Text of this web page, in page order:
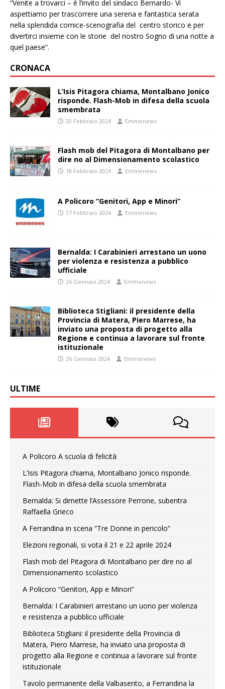
“Venite a trovarci – è l’invito del sindaco Bernardo- Vi
aspettiamo per trascorrere una serena e fantastica serata
nella splendida cornice-scenografia del centro storico e per
divertirci insieme con le storie del nostro Sogno di una notte a
quel paese”.
CRONACA
L’Isis Pitagora chiama, Montalbano Jonico
risponde. Flash-Mob in difesa della scuola
smembrata
20 Febbraio 2024 Emmenews
Flash mob del Pitagora di Montalbano per
dire no al Dimensionamento scolastico
18 Febbraio 2024 Emmenews
A Policoro “Genitori, App e Minori”
17 Febbraio 2024 Emmenews
Bernalda: I Carabinieri arrestano un uono
per violenza e resistenza a pubblico
ufficiale
26 Gennaio 2024 Emmenews
Biblioteca Stigliani: il presidente della
Provincia di Matera, Piero Marrese, ha
inviato una proposta di progetto alla
Regione e continua a lavorare sul fronte
istituzionale
26 Gennaio 2024 Emmenews
ULTIME
A Policoro A scuola di felicità
L’Isis Pitagora chiama, Montalbano Jonico risponde.
Flash-Mob in difesa della scuola smembrata
Bernalda: Si dimette l’Assessore Perrone, subentra
Raffaella Grieco
A Ferrandina in scena “Tre Donne in pericolo”
Elezioni regionali, si vota il 21 e 22 aprile 2024
Flash mob del Pitagora di Montalbano per dire no al
Dimensionamento scolastico
A Policoro “Genitori, App e Minori”
Bernalda: I Carabinieri arrestano un uono per violenza
e resistenza a pubblico ufficiale
Biblioteca Stigliani: il presidente della Provincia di
Matera, Piero Marrese, ha inviato una proposta di
progetto alla Regione e continua a lavorare sul fronte
istituzionale
Tavolo permanente della Valbasento, a Ferrandina la